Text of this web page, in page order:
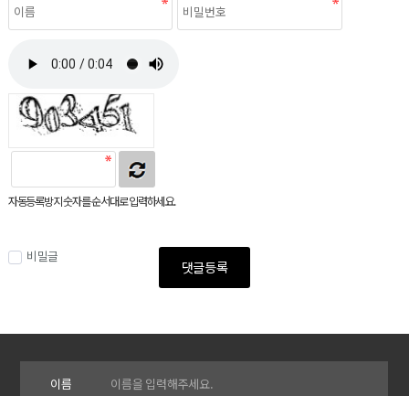
자동등록방지 숫자를 순서대로 입력하세요.
비밀글
댓글등록
이름